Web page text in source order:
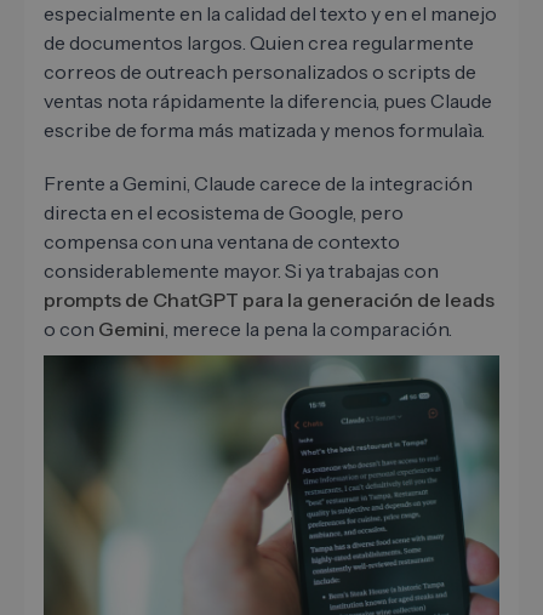
especialmente en la calidad del texto y en el manejo
de documentos largos. Quien crea regularmente
correos de outreach personalizados o scripts de
ventas nota rápidamente la diferencia, pues Claude
escribe de forma más matizada y menos formulaìa.
Frente a Gemini, Claude carece de la integración
directa en el ecosistema de Google, pero
compensa con una ventana de contexto
considerablemente mayor. Si ya trabajas con
prompts de ChatGPT para la generación de leads
o con Gemini, merece la pena la comparación.